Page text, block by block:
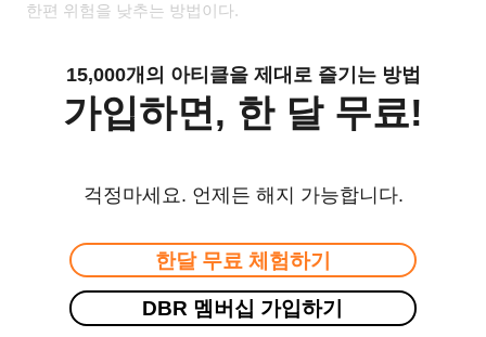
한편 위험을 낮추는 방법이다.
15,000개의 아티클을 제대로 즐기는 방법
가입하면, 한 달 무료!
걱정마세요. 언제든 해지 가능합니다.
한달 무료 체험하기
DBR 멤버십 가입하기